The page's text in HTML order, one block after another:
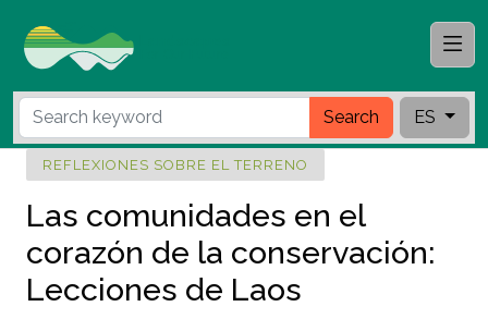
Search ES
REFLEXIONES SOBRE EL TERRENO
Las comunidades en el
corazón de la conservación:
Lecciones de Laos